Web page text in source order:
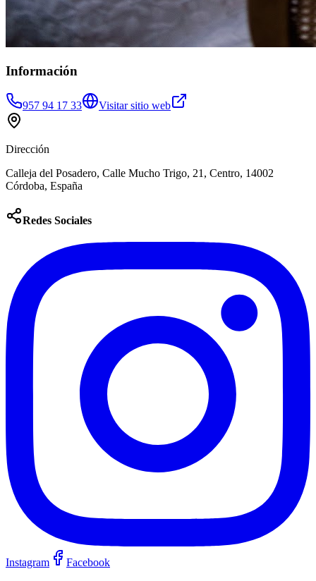
Información
957 94 17 33 Visitar sitio web
Dirección
Calleja del Posadero, Calle Mucho Trigo, 21, Centro, 14002
Córdoba, España
Redes Sociales
Instagram Facebook